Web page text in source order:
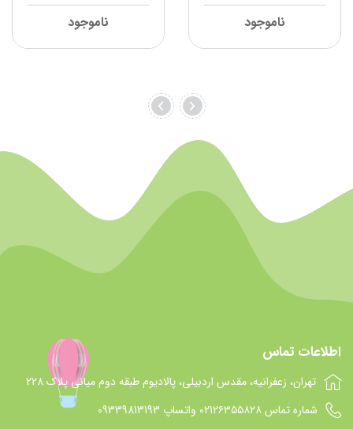
ناموجود ناموجود
اطلاعات تماس
تهران، زعفرانیه، مقدس اردبیلی، پالادیوم طبقه دوم میانی پلاک 228
شماره تماس 021۲۶۳۵۵۸۲۸ واتساپ 09339813193